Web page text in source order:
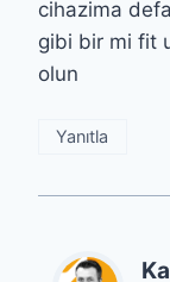
cihazima
gibi bir mi fit
olun
Yanıtla